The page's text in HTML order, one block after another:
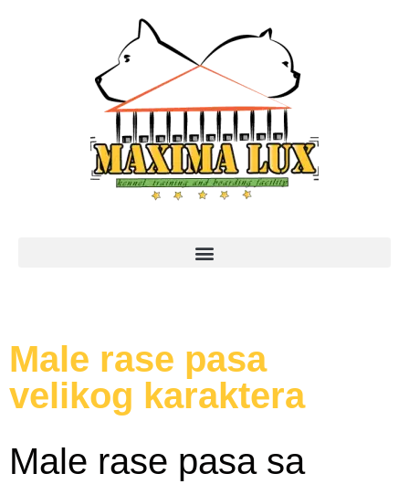
Male rase pasa
velikog karaktera
Male rase pasa sa